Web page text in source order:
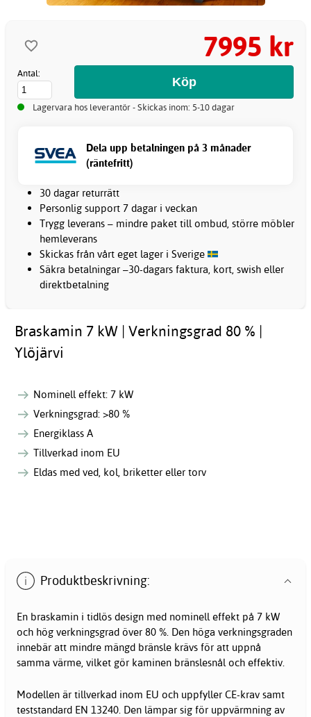
7995 kr
Antal:
Lagervara hos leverantör - Skickas inom: 5-10 dagar
Dela upp betalningen på 3 månader
(räntefritt)
30 dagar returrätt
Personlig support 7 dagar i veckan
Trygg leverans – mindre paket till ombud, större möbler
hemleverans
Skickas från vårt eget lager i Sverige
Säkra betalningar –30-dagars faktura, kort, swish eller
direktbetalning
Braskamin 7 kW | Verkningsgrad 80 % |
Ylöjärvi
Nominell effekt: 7 kW
Verkningsgrad: >80 %
Energiklass A
Tillverkad inom EU
Eldas med ved, kol, briketter eller torv
Produktbeskrivning:
En braskamin i tidlös design med nominell effekt på 7 kW
och hög verkningsgrad över 80 %. Den höga verkningsgraden
innebär att mindre mängd bränsle krävs för att uppnå
samma värme, vilket gör kaminen bränslesnål och effektiv.
Modellen är tillverkad inom EU och uppfyller CE-krav samt
teststandard EN 13240. Den lämpar sig för uppvärmning av